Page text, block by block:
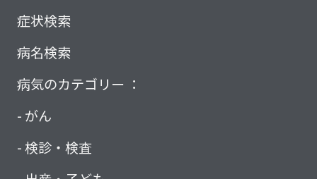
症状検索
病名検索
病気のカテゴリー ：
がん
検診・検査